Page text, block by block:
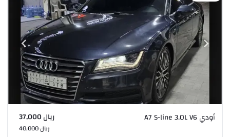
أودي A7 S-line 3.0L V6 ريال 37,000
ريال 40,000